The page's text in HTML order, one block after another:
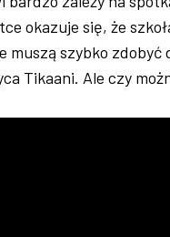
okazuje się, że
muszą szybko
Tikaani. Ale czy